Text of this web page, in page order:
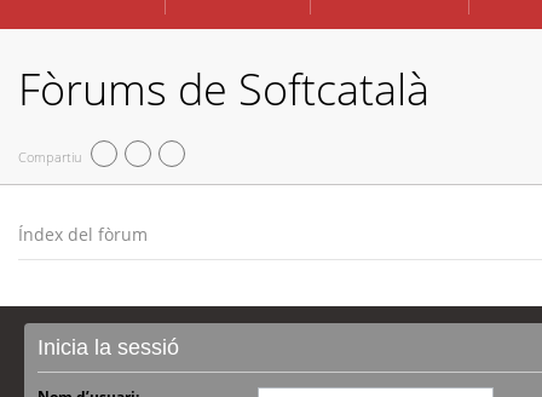
Fòrums de Softcatalà
Compartiu
Índex del fòrum
Inicia la sessió